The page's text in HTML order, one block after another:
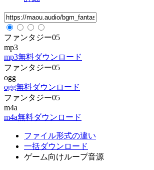
ファンタジー05
mp3
mp3無料ダウンロード
ファンタジー05
ogg
ogg無料ダウンロード
ファンタジー05
m4a
m4a無料ダウンロード
ファイル形式の違い
一括ダウンロード
ゲーム向けループ音源